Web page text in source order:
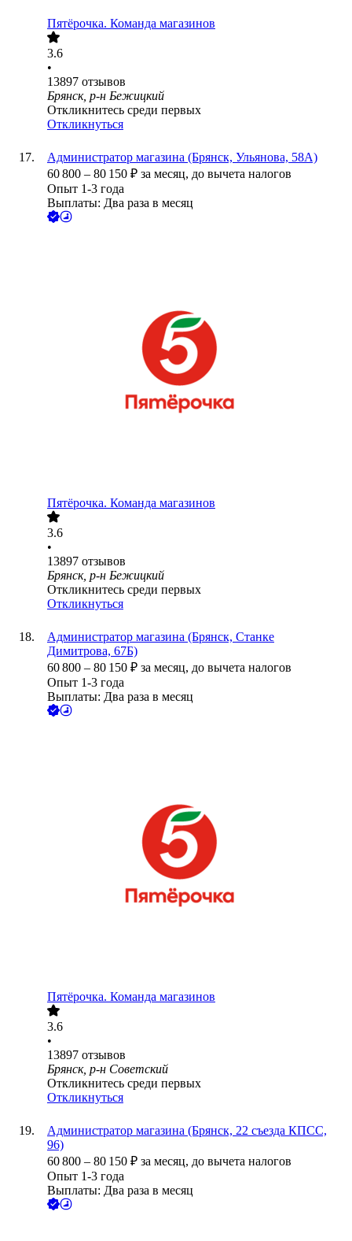
Пятёрочка. Команда магазинов
3.6
•
13897 отзывов
Брянск, р-н Бежицкий
Откликнитесь среди первых
Откликнуться
Администратор магазина (Брянск, Ульянова, 58А)
60 800 – 80 150 ₽ за месяц, до вычета налогов
Опыт 1-3 года
Выплаты: Два раза в месяц
Пятёрочка. Команда магазинов
3.6
•
13897 отзывов
Брянск, р-н Бежицкий
Откликнитесь среди первых
Откликнуться
Администратор магазина (Брянск, Станке
Димитрова, 67Б)
60 800 – 80 150 ₽ за месяц, до вычета налогов
Опыт 1-3 года
Выплаты: Два раза в месяц
Пятёрочка. Команда магазинов
3.6
•
13897 отзывов
Брянск, р-н Советский
Откликнитесь среди первых
Откликнуться
Администратор магазина (Брянск, 22 съезда КПСС,
96)
60 800 – 80 150 ₽ за месяц, до вычета налогов
Опыт 1-3 года
Выплаты: Два раза в месяц